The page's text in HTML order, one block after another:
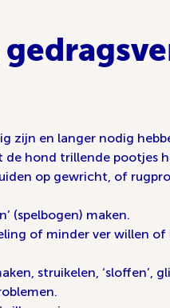
zijn en langer nodig
hond trillende pootjes
op gewricht, of
(spelbogen) maken.
of minder ver willen
struikelen,